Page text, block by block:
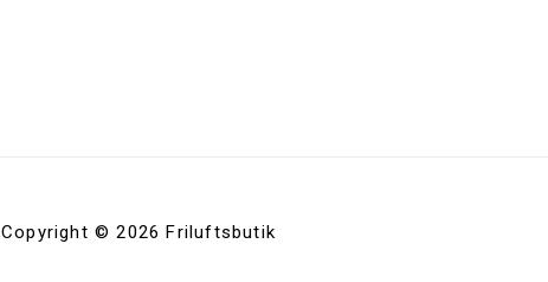
Copyright © 2026 Friluftsbutik